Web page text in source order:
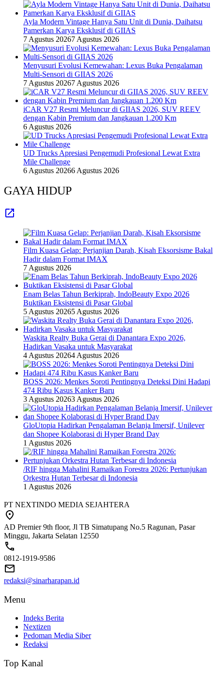
Ayla Modern Vintage Hanya Satu Unit di Dunia, Daihatsu
Pamerkan Karya Eksklusif di GIIAS
7 Agustus 20267 Agustus 2026
Menyusuri Evolusi Kemewahan: Lexus Buka Pengalaman
Multi-Sensori di GIIAS 2026
7 Agustus 20267 Agustus 2026
iCAR V27 Resmi Meluncur di GIIAS 2026, SUV REEV
dengan Kabin Premium dan Jangkauan 1.200 Km
6 Agustus 2026
UD Trucks Apresiasi Pengemudi Profesional Lewat Extra
Mile Challenge
6 Agustus 20266 Agustus 2026
GAYA HIDUP
Film Kuasa Gelap: Perjanjian Darah, Kisah Eksorsisme Bakal
Hadir dalam Format IMAX
7 Agustus 2026
Enam Belas Tahun Berkiprah, IndoBeauty Expo 2026
Buktikan Eksistensi di Pasar Global
5 Agustus 20265 Agustus 2026
Waskita Realty Buka Gerai di Danantara Expo 2026,
Hadirkan Vasaka untuk Masyarakat
4 Agustus 20264 Agustus 2026
BOSS 2026: Menkes Soroti Pentingnya Deteksi Dini Hadapi
474 Ribu Kasus Kanker Baru
3 Agustus 20263 Agustus 2026
GloUtopia Hadirkan Pengalaman Belanja Imersif, Unilever
dan Shopee Kolaborasi di Hyper Brand Day
1 Agustus 2026
/RIF hingga Mahalini Ramaikan Forestra 2026: Pertunjukan
Orkestra Hutan Terbesar di Indonesia
1 Agustus 2026
PT NEXTINDO MEDIA SEJAHTERA
AD Premier 9th floor, Jl TB Simatupang No.5 Ragunan, Pasar
Minggu, Jakarta Selatan 12550
0812-1919-9586
redaksi@sinarharapan.id
Menu
Indeks Berita
Nextizen
Pedoman Media Siber
Redaksi
Top Kanal